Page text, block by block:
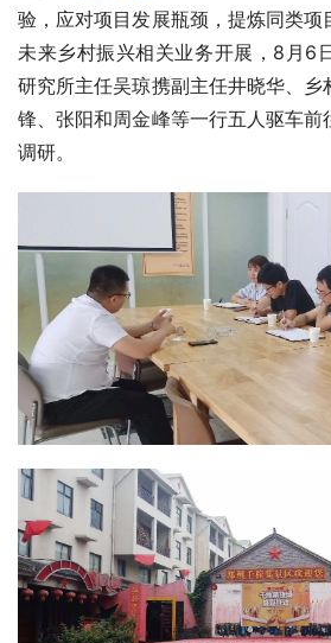
验，应对项目发展瓶颈，提炼同类项
未来乡村振兴相关业务开展，8月6
研究所主任吴琼携副主任井晓华、乡
锋、张阳和周金峰等一行五人驱车
调研。